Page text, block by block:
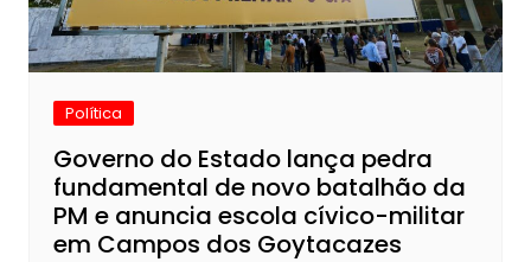
Política
Governo do Estado lança pedra
fundamental de novo batalhão da
PM e anuncia escola cívico-militar
em Campos dos Goytacazes